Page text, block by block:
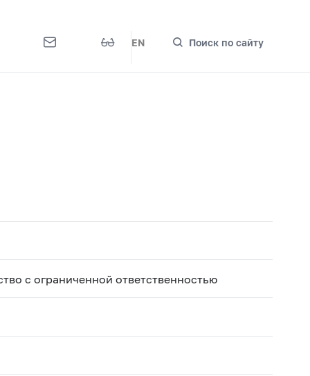
EN Поиск по сайту
с ограниченной ответственностью